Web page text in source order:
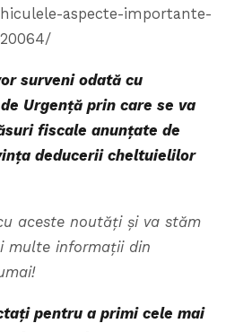
aspecte-importante-
surveni odată cu
Urgență prin care se va
fiscale anunțate de
deducerii cheltuielilor
aceste noutăți și va stăm
multe informații din
pentru a primi cele mai